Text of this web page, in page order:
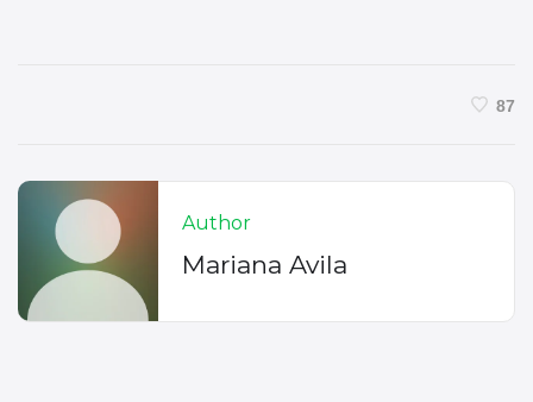
87
Author
Mariana Avila